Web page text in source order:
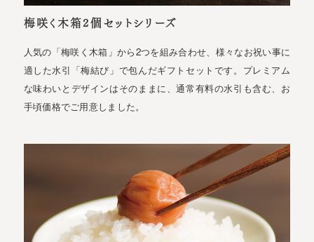
梅咲く木箱2個セットシリーズ
人気の「梅咲く木箱」から2つを組み合わせ、様々なお祝い事に
適した水引「梅結び」で包んだギフトセットです。プレミアム
な味わいとデザインはそのままに、通常有料の水引も含む、お
手頃価格でご用意しました。